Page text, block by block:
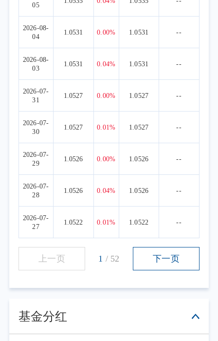
05
2026-08-
04
1.0531 0.00% 1.0531 --
2026-08-
03
1.0531 0.04% 1.0531 --
2026-07-
31
1.0527 0.00% 1.0527 --
2026-07-
30
1.0527 0.01% 1.0527 --
2026-07-
29
1.0526 0.00% 1.0526 --
2026-07-
28
1.0526 0.04% 1.0526 --
2026-07-
27
1.0522 0.01% 1.0522 --
上一页 1 / 52 下一页
基金分红